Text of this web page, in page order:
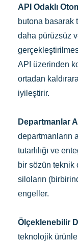
API Odaklı
butona basarak
daha pürüzsüz
API üzerinden
ortadan
iyileştirir.
Departmanlar
departmanların
tutarlılığı ve
bir sözün teknik
siloların
engeller.
Ölçeklenebilir
teknolojik